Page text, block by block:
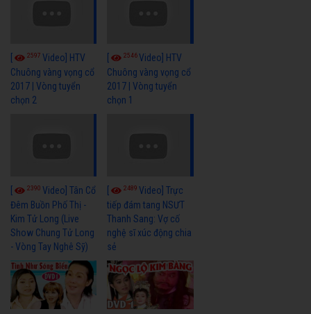
2597 Video] HTV
Chuông vàng vọng cổ
2017 | Vòng tuyển
chọn 2
2546Video] HTV
Chuông vàng vọng cổ
2017 | Vòng tuyển
chọn 1
2390 Video] Tân Cổ
Đêm Buồn Phố Thị -
Kim Tử Long (Live
Show Chung Tử Long
- Vòng Tay Nghê Sỹ)
2489Video] Trực
tiếp đám tang NSƯT
Thanh Sang: Vợ cố
nghệ sĩ xúc động chia
sẻ